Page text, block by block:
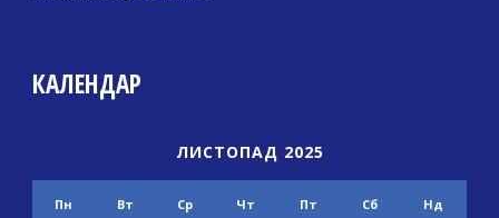
КАЛЕНДАР
ЛИСТОПАД 2025
Пн Вт Ср Чт Пт Сб Нд